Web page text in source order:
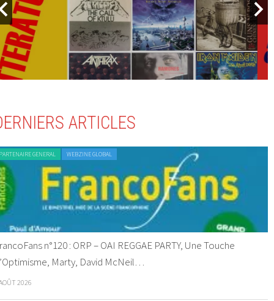
ARTICLES
GENERAL WEBZINE GLOBAL
n°120 : ORP – OAI REGGAE PARTY, Une Touche
Marty, David McNeil…
2026